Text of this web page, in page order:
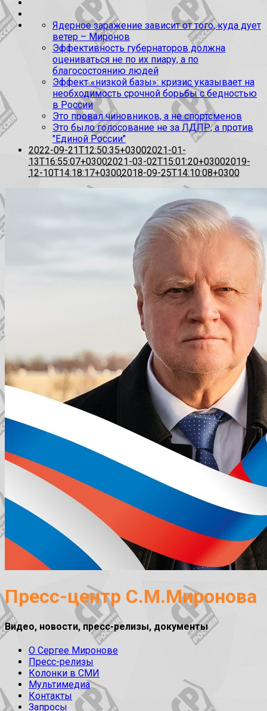
Ядерное заражение зависит от того, куда дует
ветер – Миронов
Эффективность губернаторов должна
оцениваться не по их пиару, а по
благосостоянию людей
Эффект «низкой базы»: кризис указывает на
необходимость срочной борьбы с бедностью
в России
Это провал чиновников, а не спортсменов
Это было голосование не за ЛДПР, а против
"Единой России"
2022-09-21T12:50:35+03002021-01-
13T16:55:07+03002021-03-02T15:01:20+03002019-
12-10T14:18:17+03002018-09-25T14:10:08+0300
Пресс-центр С.М.Миронова
Видео, новости, пресс-релизы, документы
О Сергее Миронове
Пресс-релизы
Колонки в СМИ
Мультимедиа
Контакты
Запросы